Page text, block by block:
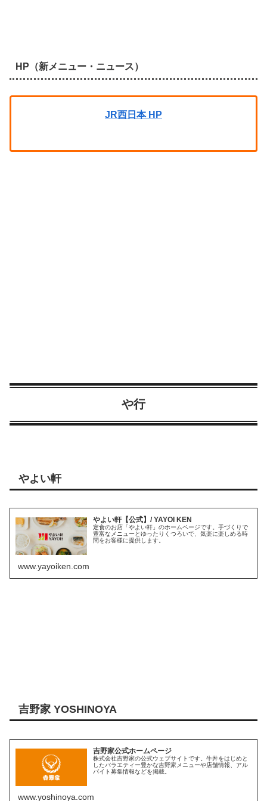
HP（新メニュー・ニュース）
JR西日本 HP
や行
やよい軒
やよい軒【公式】/ YAYOI KEN
定食のお店「やよい軒」のホームページです。手づくりで
豊富なメニューとゆったりくつろいで、気楽に楽しめる時
間をお客様に提供します。
www.yayoiken.com
吉野家 YOSHINOYA
吉野家公式ホームページ
株式会社吉野家の公式ウェブサイトです。牛丼をはじめと
したバラエティー豊かな吉野家メニューや店舗情報、アル
バイト募集情報などを掲載。
www.yoshinoya.com